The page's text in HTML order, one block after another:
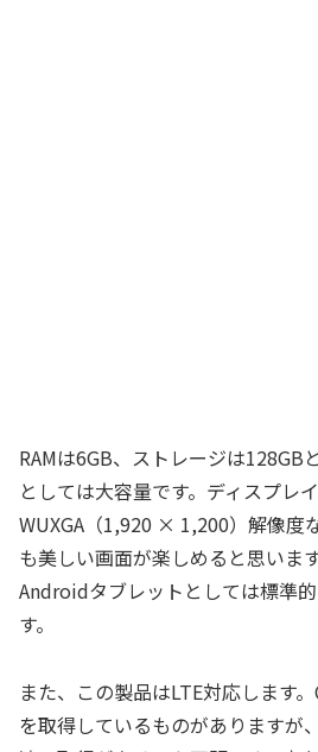
RAMは6GB、ストレージは128GB
としては大容量です。ディスプレ
WUXGA（1,920 × 1,200）解像度
も美しい画面が楽しめると思いま
Androidタブレットとしては標準
す。
また、この製品はLTE対応します
を取得しているものがありますが